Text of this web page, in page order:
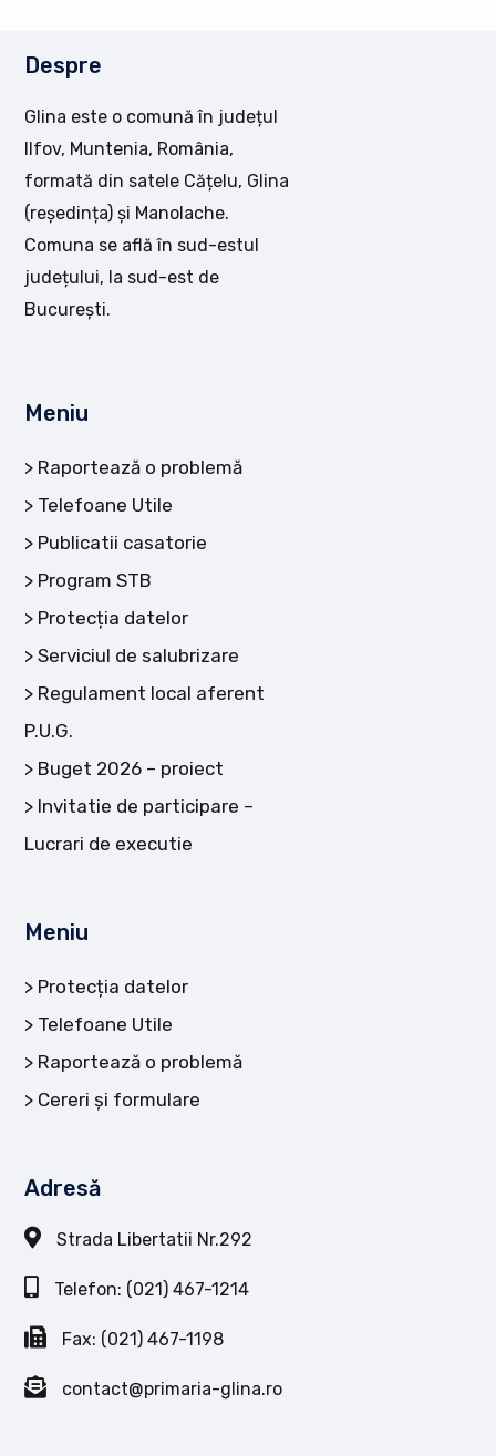
Despre
Glina este o comună în județul
Ilfov, Muntenia, România,
formată din satele Cățelu, Glina
(reședința) și Manolache.
Comuna se află în sud-estul
județului, la sud-est de
București.
Meniu
Raportează o problemă
Telefoane Utile
Publicatii casatorie
Program STB
Protecția datelor
Serviciul de salubrizare
Regulament local aferent
P.U.G.
Buget 2026 – proiect
Invitatie de participare –
Lucrari de executie
Meniu
Protecția datelor
Telefoane Utile
Raportează o problemă
Cereri și formulare
Adresă
Strada Libertatii Nr.292
Telefon: (021) 467-1214
Fax: (021) 467-1198
contact@primaria-glina.ro